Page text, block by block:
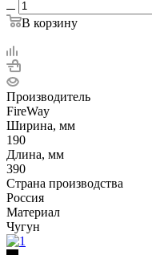
В корзину
Производитель
FireWay
Ширина, мм
190
Длина, мм
390
Страна производства
Россия
Материал
Чугун